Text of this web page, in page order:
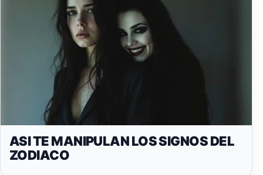
ASI TE MANIPULAN LOS SIGNOS DEL
ZODIACO